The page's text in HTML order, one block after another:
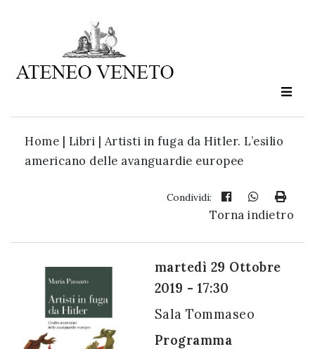
Home | Libri | Artisti in fuga da Hitler. L’esilio
americano delle avanguardie europee
Condividi:
Torna indietro
martedì 29 Ottobre
2019 - 17:30
Sala Tommaseo
Programma
Ateneo
è
cultura